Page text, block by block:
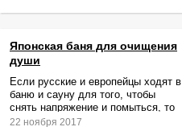
Японская баня для очищения
души
Если русские и европейцы ходят в
баню и сауну для того, чтобы
снять напряжение и помыться, то
жители Японии идут туда за
22 ноября 2017